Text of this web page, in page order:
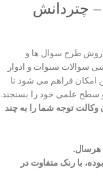
روش طرح سوال ها و
سوالات سنوات و ادوار
امکان فراهم می شود تا
سطح علمی خود را بسنجند.
جزا آزمون وکالت توجه شما را به چند
هرسال.
با رنک متفاوت در